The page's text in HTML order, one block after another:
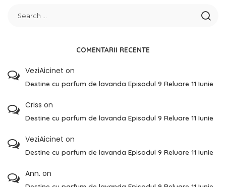
COMENTARII RECENTE
VeziAicinet on
Destine cu parfum de lavanda Episodul 9 Reluare 11 Iunie
Criss on
Destine cu parfum de lavanda Episodul 9 Reluare 11 Iunie
VeziAicinet on
Destine cu parfum de lavanda Episodul 9 Reluare 11 Iunie
Ann. on